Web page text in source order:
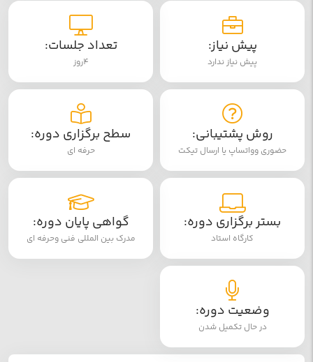
پیش نیاز:
پیش نیاز ندارد
تعداد جلسات:
4روز
روش پشتیبانی:
حضوری وواتساپ یا ارسال تیکت
سطح برگزاری دوره:
حرفه ای
بستر برگزاری دوره:
کارگاه استاد
گواهی پایان دوره:
مدرک بین المللی فنی وحرفه ای
وضعیت دوره:
در حال تکمیل شدن